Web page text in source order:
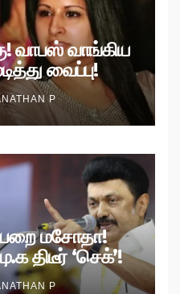
வாபஸ் வாங்கிய
வைப்பு!
P
மசோதா!
திடீர் ‘செக்’!
P